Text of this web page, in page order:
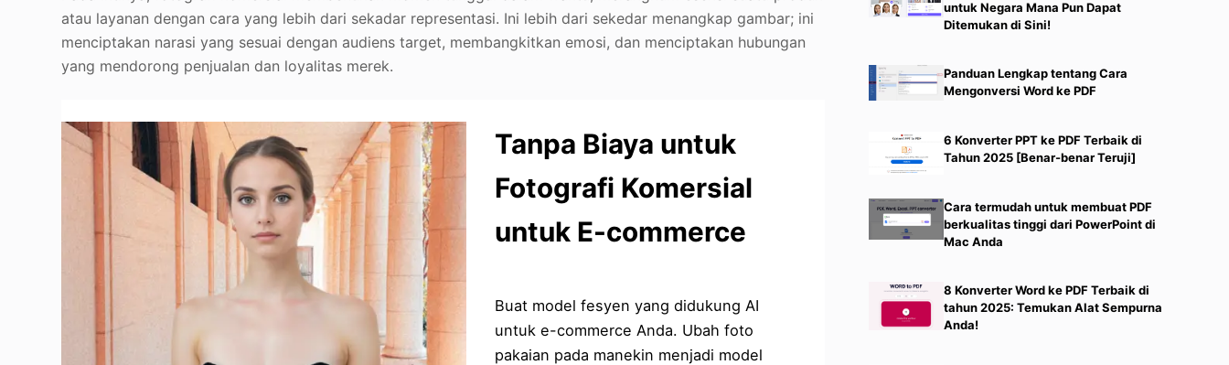
atau layanan dengan cara yang lebih dari sekadar representasi. Ini lebih dari sekedar menangkap gambar; ini
menciptakan narasi yang sesuai dengan audiens target, membangkitkan emosi, dan menciptakan hubungan
yang mendorong penjualan dan loyalitas merek.
Tanpa Biaya untuk
Fotografi Komersial
untuk E-commerce
Buat model fesyen yang didukung AI
untuk e-commerce Anda. Ubah foto
pakaian pada manekin menjadi model
untuk Negara Mana Pun Dapat
Ditemukan di Sini!
Panduan Lengkap tentang Cara
Mengonversi Word ke PDF
6 Konverter PPT ke PDF Terbaik di
Tahun 2025 [Benar-benar Teruji]
Cara termudah untuk membuat PDF
berkualitas tinggi dari PowerPoint di
Mac Anda
8 Konverter Word ke PDF Terbaik di
tahun 2025: Temukan Alat Sempurna
Anda!